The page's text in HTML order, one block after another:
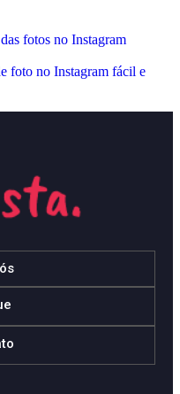
fotos no Instagram
foto no Instagram fácil e